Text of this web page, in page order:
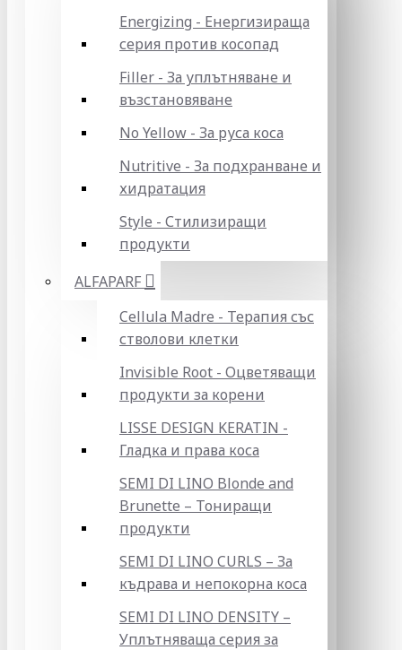
Energizing - Енергизираща
серия против косопад
Filler - За уплътняване и
възстановяване
No Yellow - За руса коса
Nutritive - За подхранване и
хидратация
Style - Стилизиращи
продукти
ALFAPARF
Cellula Madre - Терапия със
стволови клетки
Invisible Root - Оцветяващи
продукти за корени
LISSE DESIGN KERATIN -
Гладка и права коса
SEMI DI LINO Blonde and
Brunette – Тониращи
продукти
SEMI DI LINO CURLS – За
къдрава и непокорна коса
SEMI DI LINO DENSITY –
Уплътняваща серия за